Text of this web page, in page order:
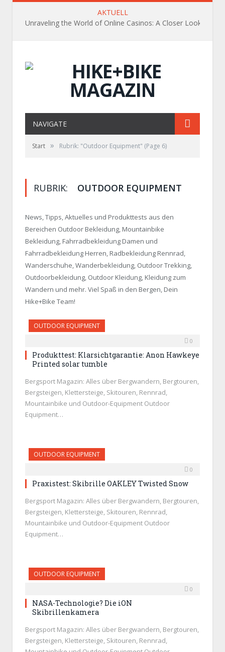
AKTUELL
Unraveling the World of Online Casinos: A Closer Look
NAVIGATE
Start » Rubrik: "Outdoor Equipment" (Page 6)
RUBRIK: OUTDOOR EQUIPMENT
News, Tipps, Aktuelles und Produkttests aus den
Bereichen Outdoor Bekleidung, Mountainbike
Bekleidung, Fahrradbekleidung Damen und
Fahrradbekleidung Herren, Radbekleidung Rennrad,
Wanderschuhe, Wanderbekleidung, Outdoor Trekking,
Outdoorbekleidung, Outdoor Kleidung, Kleidung zum
Wandern und mehr. Viel Spaß in den Bergen, Dein
Hike+Bike Team!
OUTDOOR EQUIPMENT
0
Produkttest: Klarsichtgarantie: Anon Hawkeye
Printed solar tumble
Bergsport Magazin: Alles über Bergwandern, Bergtouren,
Bergsteigen, Klettersteige, Skitouren, Rennrad,
Mountainbike und Outdoor-Equipment Outdoor
Equipment…
OUTDOOR EQUIPMENT
0
Praxistest: Skibrille OAKLEY Twisted Snow
Bergsport Magazin: Alles über Bergwandern, Bergtouren,
Bergsteigen, Klettersteige, Skitouren, Rennrad,
Mountainbike und Outdoor-Equipment Outdoor
Equipment…
OUTDOOR EQUIPMENT
0
NASA-Technologie? Die iON
Skibrillenkamera
Bergsport Magazin: Alles über Bergwandern, Bergtouren,
Bergsteigen, Klettersteige, Skitouren, Rennrad,